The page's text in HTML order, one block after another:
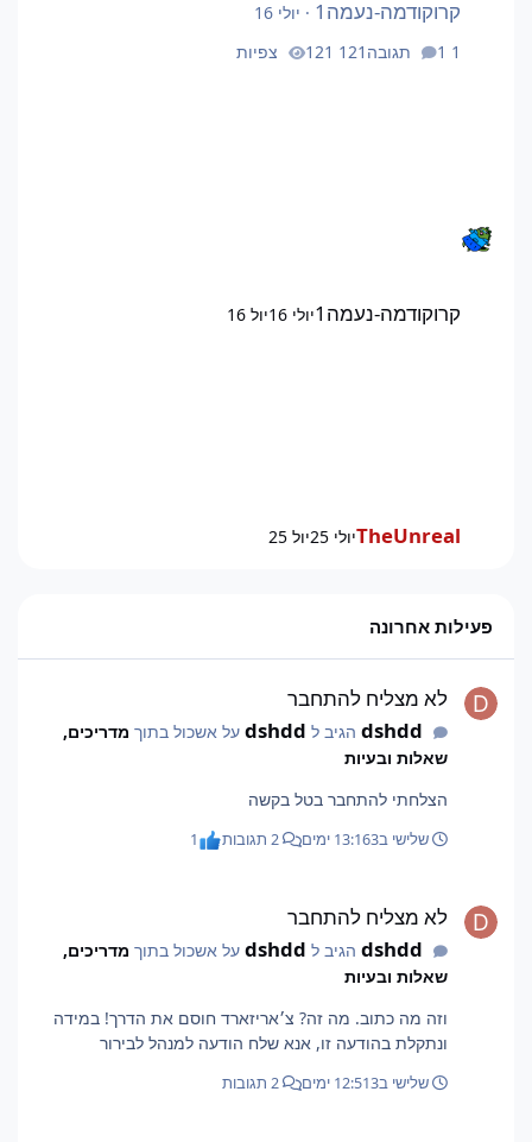
קרוקודמה-נעמה1 · יולי 16
1 תגובה
121 צפיות
קרוקודמה-נעמה1 יולי 16 יול 16
TheUnrealיולי 25 יול 25
פעילות אחרונה
לא מצליח להתחבר
dshddהגיב ל dshddעל אשכול בתוך מדריכים,
שאלות ובעיות
הצלחתי להתחבר בטל בקשה
שלישי ב13:163 ימים 1
לא מצליח להתחבר
dshddהגיב ל dshddעל אשכול בתוך מדריכים,
שאלות ובעיות
וזה מה כתוב. מה זה? צ׳אריזארד חוסם את הדרך! במידה
ונתקלת בהודעה זו, אנא שלח הודעה למנהל לבירור
שלישי ב12:513 ימים